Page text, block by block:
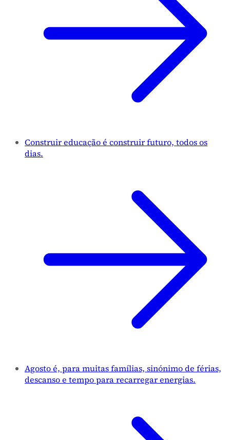
Construir educação é construir futuro, todos os
dias.
Agosto é, para muitas famílias, sinónimo de férias,
descanso e tempo para recarregar energias.